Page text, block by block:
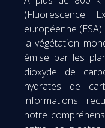
(Fluorescence
européenne
la végétation
émise par les
dioxyde de
hydrates de
informations
notre